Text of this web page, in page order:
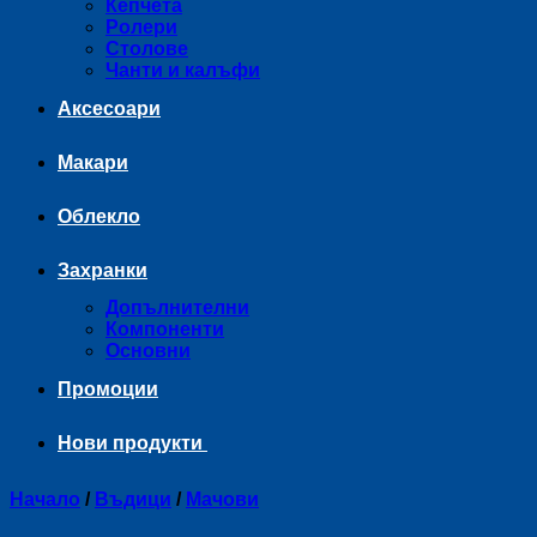
Кепчета
Ролери
Столове
Чанти и калъфи
Аксесоари
Макари
Облекло
Захранки
Допълнителни
Компоненти
Основни
Промоции
Нови продукти
Начало / Въдици / Мачови